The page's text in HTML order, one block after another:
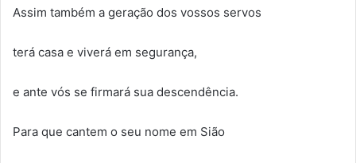
Assim também a geração dos vossos servos
terá casa e viverá em segurança,
e ante vós se firmará sua descendência.
Para que cantem o seu nome em Sião